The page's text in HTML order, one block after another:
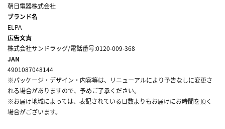
朝日電器株式会社
ブランド名
ELPA
広告文責
株式会社サンドラッグ/電話番号:0120-009-368
JAN
4901087048144
※パッケージ・デザイン・内容等は、リニューアルにより予告なしに変更さ
れる場合がありますので、予めご了承ください。
※お届け地域によっては、表記されている日数よりもお届けにお時間を頂く
場合がございます。